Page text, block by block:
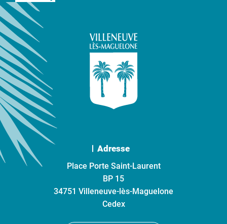
Adresse
Place Porte Saint-Laurent
BP 15
34751 Villeneuve-lès-Maguelone
Cedex